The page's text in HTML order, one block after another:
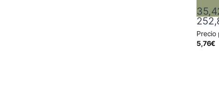
Precio
5,76€
Este